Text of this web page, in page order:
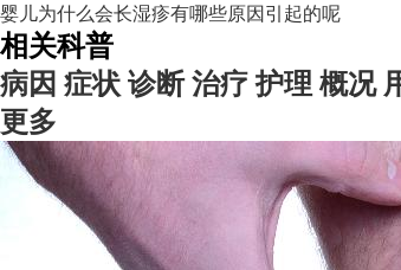
婴儿为什么会长湿疹有哪些原因引起的呢
相关科普
病因 症状 诊断 治疗 护理 概况
更多